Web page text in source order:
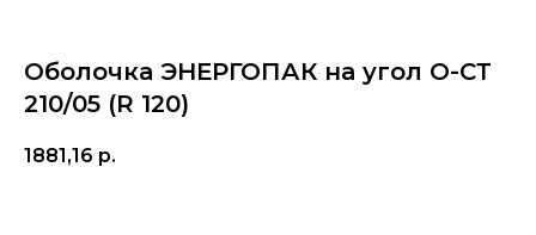
Оболочка ЭНЕРГОПАК на угол О-СТ
210/05 (R 120)
1881,16 р.